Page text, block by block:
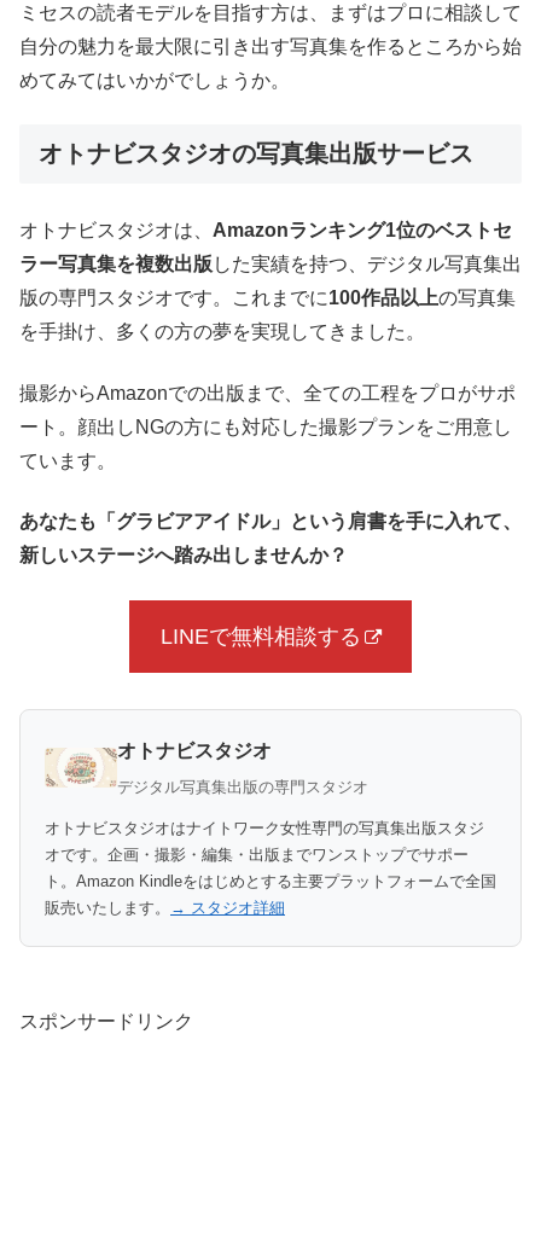
ミセスの読者モデルを目指す方は、まずはプロに相談して
自分の魅力を最大限に引き出す写真集を作るところから始
めてみてはいかがでしょうか。
オトナビスタジオの写真集出版サービス
オトナビスタジオは、 Amazonランキング1位のベストセ
ラー写真集を複数出版 した実績を持つ、デジタル写真集出
版の専門スタジオです。これまでに100作品以上の写真集
を手掛け、多くの方の夢を実現してきました。
撮影からAmazonでの出版まで、全ての工程をプロがサポ
ート。顔出しNGの方にも対応した撮影プランをご用意し
ています。
あなたも「グラビアアイドル」という肩書を手に入れて、
新しいステージへ踏み出しませんか？
LINEで無料相談する
オトナビスタジオ
デジタル写真集出版の専門スタジオ
オトナビスタジオはナイトワーク女性専門の写真集出版スタジ
オです。企画・撮影・編集・出版までワンストップでサポー
ト。Amazon Kindleをはじめとする主要プラットフォームで全国
販売いたします。
→ スタジオ詳細
スポンサードリンク